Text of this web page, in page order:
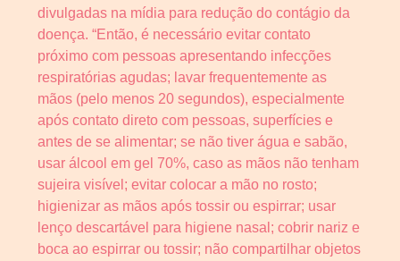
divulgadas na mídia para redução do contágio da
doença. “Então, é necessário evitar contato
próximo com pessoas apresentando infecções
respiratórias agudas; lavar frequentemente as
mãos (pelo menos 20 segundos), especialmente
após contato direto com pessoas, superfícies e
antes de se alimentar; se não tiver água e sabão,
usar álcool em gel 70%, caso as mãos não tenham
sujeira visível; evitar colocar a mão no rosto;
higienizar as mãos após tossir ou espirrar; usar
lenço descartável para higiene nasal; cobrir nariz e
boca ao espirrar ou tossir; não compartilhar objetos